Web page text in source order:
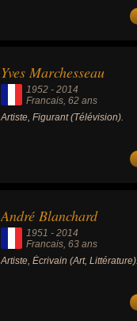
Yves Marchesseau
1952 - 2014
Francais, 62 ans
Artiste, Figurant (Télévision).
André Blanchard
1951 - 2014
Francais , 63 ans
Artiste, Écrivain (Art, Littérature).